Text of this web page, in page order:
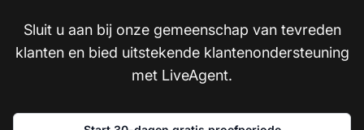
Sluit u aan bij onze gemeenschap van tevreden
klanten en bied uitstekende klantenondersteuning
met LiveAgent.